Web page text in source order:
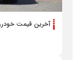
آخرین قیمت